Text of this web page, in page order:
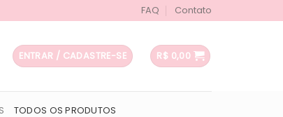
FAQ Contato
ENTRAR / CADASTRE-SE R$ 0,00
TODOS OS PRODUTOS